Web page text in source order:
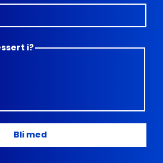
i?
Bli med